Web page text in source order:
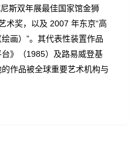
斯双年展最佳国家馆金狮
术奖，以及 2007 年东京“高
画）”。其代表性装置作品
》（1985）及路易威登基
作品被全球重要艺术机构与